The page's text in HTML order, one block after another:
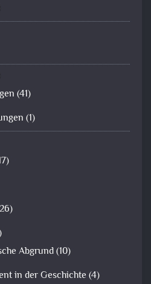
(41)
(1)
Abgrund(10)
in der Geschichte(4)